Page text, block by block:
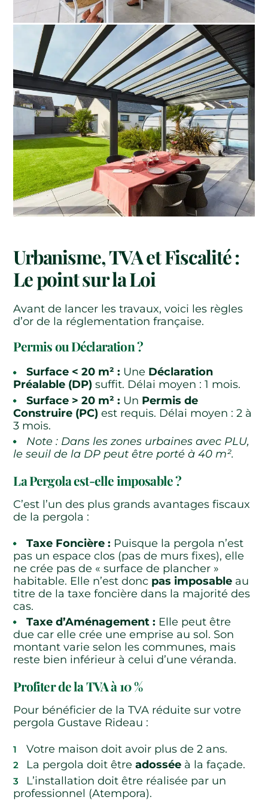
Urbanisme, TVA et Fiscalité :
Le point sur la Loi
Avant de lancer les travaux, voici les règles
d’or de la réglementation française.
Permis ou Déclaration ?
Surface < 20 m² : Une Déclaration
Préalable (DP) suffit. Délai moyen : 1 mois.
Surface > 20 m² : Un Permis de
Construire (PC) est requis. Délai moyen : 2 à
3 mois.
Note : Dans les zones urbaines avec PLU,
le seuil de la DP peut être porté à 40 m².
La Pergola est-elle imposable ?
C’est l’un des plus grands avantages fiscaux
de la pergola :
Taxe Foncière : Puisque la pergola n’est
pas un espace clos (pas de murs fixes), elle
ne crée pas de « surface de plancher »
habitable. Elle n’est donc pas imposable au
titre de la taxe foncière dans la majorité des
cas.
Taxe d’Aménagement : Elle peut être
due car elle crée une emprise au sol. Son
montant varie selon les communes, mais
reste bien inférieur à celui d’une véranda.
Profiter de la TVA à 10 %
Pour bénéficier de la TVA réduite sur votre
pergola Gustave Rideau :
Votre maison doit avoir plus de 2 ans.
La pergola doit êtreadossée à la façade.
L’installation doit être réalisée par un
professionnel (Atempora).